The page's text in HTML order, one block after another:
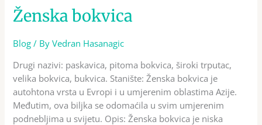
Ženska bokvica
Blog / ByVedran Hasanagic
Drugi nazivi: paskavica, pitoma bokvica, široki trputac,
velika bokvica, bukvica. Stanište: Ženska bokvica je
autohtona vrsta u Evropi i u umjerenim oblastima Azije.
Međutim, ova biljka se odomaćila u svim umjerenim
podnebljima u svijetu. Opis: Ženska bokvica je niska